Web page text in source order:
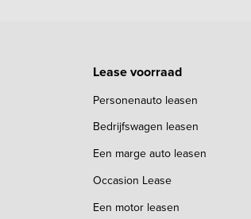
Lease voorraad
Personenauto leasen
Bedrijfswagen leasen
Een marge auto leasen
Occasion Lease
Een motor leasen